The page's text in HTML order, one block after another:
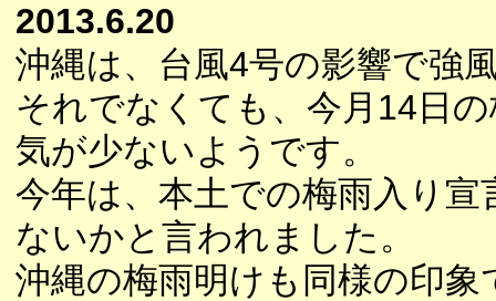
2013.6.20
沖縄は、台風4号の影響で強
それでなくても、今月14日
気が少ないようです。
今年は、本土での梅雨入り
ないかと言われました。
沖縄の梅雨明けも同様の印象